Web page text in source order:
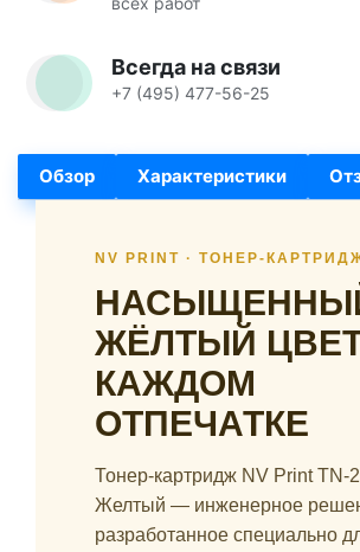
Всегда на связи
+7 (495) 477-56-25
Обзор Характеристики
NV PRINT · ТОНЕР-
ЖЁЛТЫЙ
КАЖДОМ
ОТПЕЧАТКЕ
Тонер-картридж NV Print TN-
Желтый — инженерное
разработанное специально